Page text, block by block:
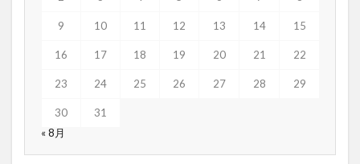
9 10 11 12 13 14 15
16 17 18 19 20 21 22
23 24 25 26 27 28 29
30
31
« 8月